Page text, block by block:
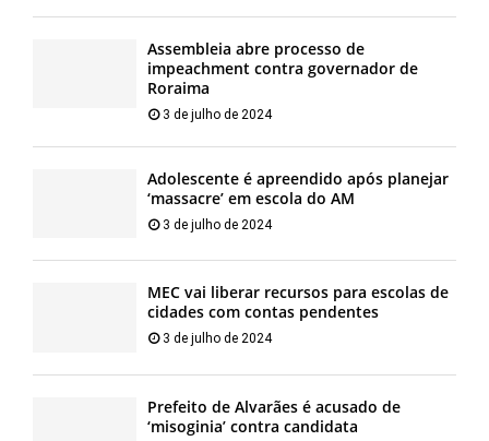
Assembleia abre processo de
impeachment contra governador de
Roraima
3 de julho de 2024
Adolescente é apreendido após planejar
‘massacre’ em escola do AM
3 de julho de 2024
MEC vai liberar recursos para escolas de
cidades com contas pendentes
3 de julho de 2024
Prefeito de Alvarães é acusado de
‘misoginia’ contra candidata